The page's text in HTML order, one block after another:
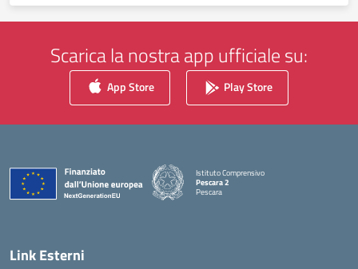
Scarica la nostra app ufficiale su:
App Store Play Store
Istituto Comprensivo
Pescara 2
Pescara
Link Esterni